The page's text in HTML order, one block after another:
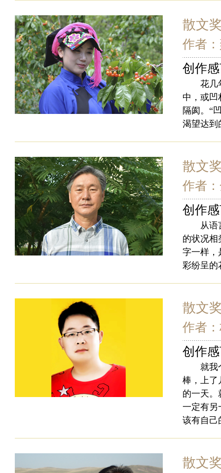
散文
作者
创作
花几年
中，或凹
隔阂。“
渴望达到
散文
作者
创作
从语言
的状况相
字一样，
彩纷呈的
散文
作者
创作
就我个
棒，上
的一天。
一定有另
该有自己
散文